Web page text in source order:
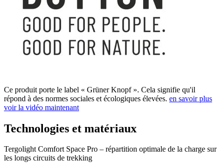
Ce produit porte le label « Grüner Knopf ». Cela signifie qu'il
répond à des normes sociales et écologiques élevées. en savoir plus
voir la vidéo maintenant
Technologies et matériaux
Tergolight Comfort Space Pro – répartition optimale de la charge sur
les longs circuits de trekking